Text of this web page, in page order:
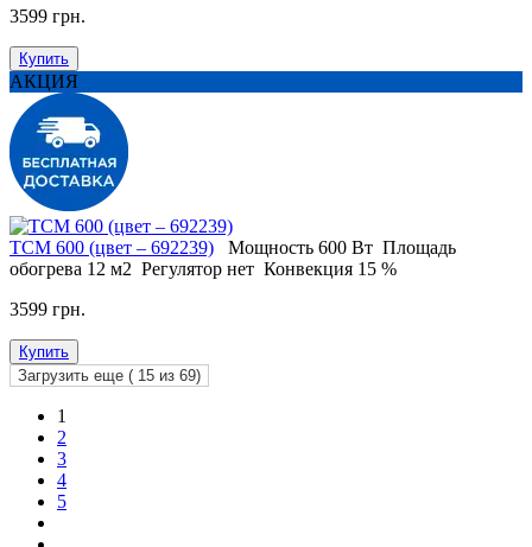
3599 грн.
Купить
АКЦИЯ
ТСМ 600 (цвет – 692239) Мощность 600 Вт Площадь
обогрева 12 м2 Регулятор нет Конвекция 15 %
3599 грн.
Купить
Загрузить еще ( 15 из 69)
1
2
3
4
5